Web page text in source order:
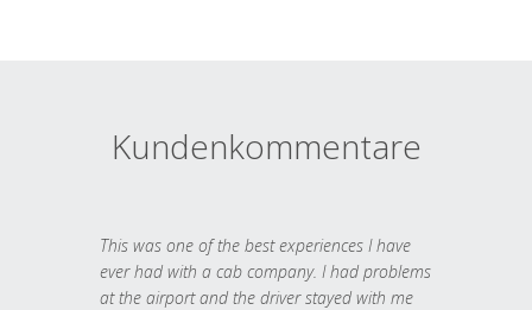
Kundenkommentare
This was one of the best experiences I have
ever had with a cab company. I had problems
at the airport and the driver stayed with me